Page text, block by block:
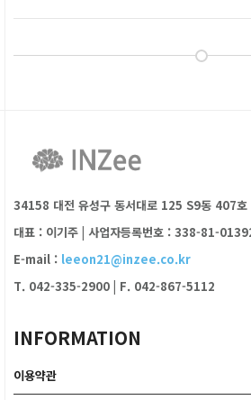
34158 대전 유성구 동서대로 125 S9동 407호
대표 : 이기주 | 사업자등록번호 : 338-81-
E-mail : leeon21@inzee.co.kr
T. 042-335-2900 | F. 042-867-5112
INFORMATION
이용약관